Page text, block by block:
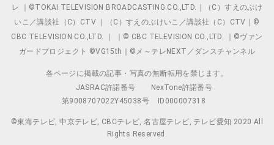
レ ｜©TOKAI TELEVISION BROADCASTING CO.,LTD.｜（C）すえのぶけ
いこ／講談社（C）CTV ｜（C）すえのぶけいこ／講談社（C）CTV｜©
CBC TELEVISION CO.,LTD. ｜ ｜© CBC TELEVISION CO.,LTD. ｜©ヴァン
ガードプロジェクト ©VG15th｜©メ～テレNEXT／ダンスチャンネル
各ページに掲載の記事・写真の無断転用を禁じます。
JASRAC許諾番号
NexTone許諾番号
第9008707022Y45038号
ID000007318
©東海テレビ, 中京テレビ, CBCテレビ, 名古屋テレビ, テレビ愛知 2020 All
Rights Reserved.